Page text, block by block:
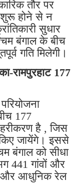
तौर पर
शुरू होने से न
सुधार
बंगाल के बीच
गति मिलेगी।
रामपुरहाट 177
177
है , जिस
जायेंगे। इससे
बंगाल को सीधा
441 गांवों और
और आधुनिक रेल